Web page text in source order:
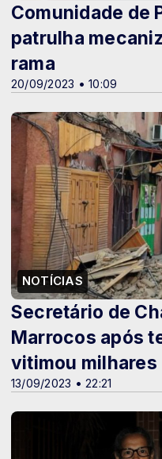
20/09/2023 • 10:09
Comunidade de
patrulha
rama
NOTÍCIAS
13/09/2023 • 22:21
Secretário de
Marrocos após
vitimou milhares